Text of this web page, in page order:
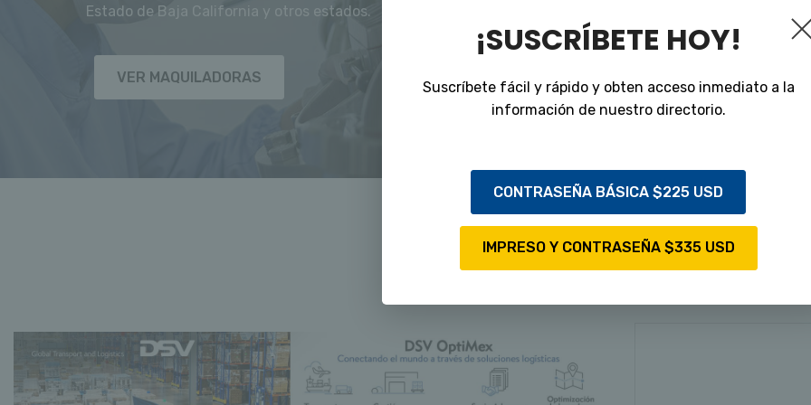
Estado de Baja California y otros estados.
VER MAQUILADORAS
la región para
VER
PROVEEDORES DESTACADOS
¡SUSCRÍBETE HOY!
Suscríbete fácil y rápido y obten acceso inmediato a la
información de nuestro directorio.
CONTRASEÑA BÁSICA $225 USD
IMPRESO Y CONTRASEÑA $335 USD